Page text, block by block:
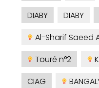
DIABY
DIABY
Al-Sharif Saeed
Touré n°2
CIAG